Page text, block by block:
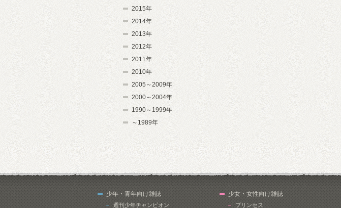
2015年
2014年
2013年
2012年
2011年
2010年
2005～2009年
2000～2004年
1990～1999年
～1989年
少年・青年向け雑誌
週刊少年チャンピオン
少女・女性向け雑誌
プリンセス